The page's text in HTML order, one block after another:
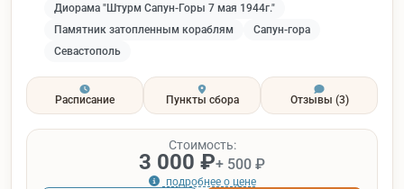
Диорама "Штурм Сапун-Горы 7 мая 1944г."
Памятник затопленным кораблям
Сапун-гора
Севастополь
Расписание Пункты сбора Отзывы (3)
Стоимость:
3 000 ₽+ 500 ₽
подробнее о цене